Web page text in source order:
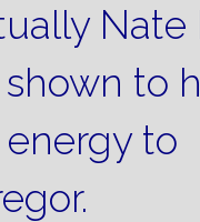
Nate
to
energy to